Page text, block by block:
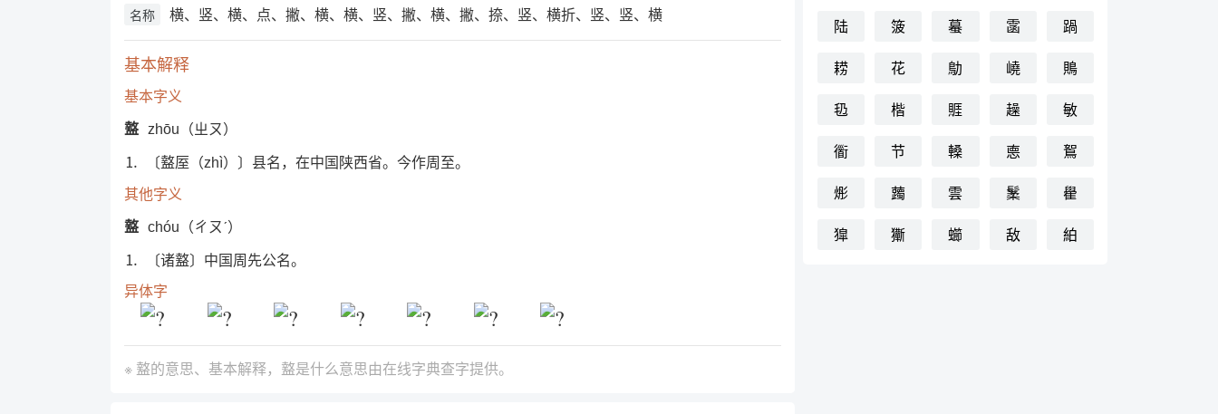
名称 横、竖、横、点、撇、横、横、竖、撇、横、撇、捺、竖、横折、竖、竖、横
基本解释
基本字义
盩
zhōu（ㄓㄡ）
⒈ 〔盩厔（zhì）〕县名，在中国陕西省。今作周至。
其他字义
盩 chóu（ㄔㄡˊ）
⒈ 〔诸盩〕中国周先公名。
异体字
※ 盩的意思、基本解释，盩是什么意思由在线字典查字提供。
陆 箥 蟇 䨡
踻
耢
花 鳨 嶢
鵙
㲌
楷 䝽 趮
敏
衟
节 䡦 㥁
鴽
烿
䕽 雲 䰆
雤
獔
玂 䗻 敌 絈